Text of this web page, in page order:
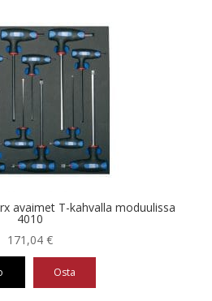
avaimet T-kahvalla moduulissa
4010
171,04 €
Osta